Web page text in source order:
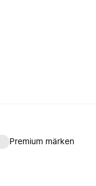
Premium märken